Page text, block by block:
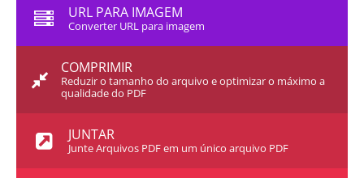
URL PARA IMAGEM
Converter URL para imagem
COMPRIMIR
Reduzir o tamanho do arquivo e optimizar o máximo a
qualidade do PDF
JUNTAR
Junte Arquivos PDF em um único arquivo PDF